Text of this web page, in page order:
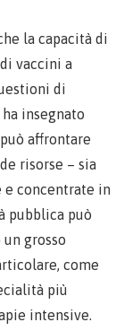
la capacità di
vaccini a
di
insegnato
affrontare
risorse – sia
e concentrate in
pubblica può
grosso
come
più
intensive.